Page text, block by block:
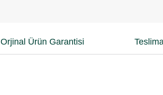
Orjinal Ürün Garantisi